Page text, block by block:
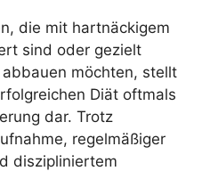
die mit hartnäckigem
sind oder gezielt
möchten, stellt
Diät oftmals
dar. Trotz
regelmäßiger
diszipliniertem